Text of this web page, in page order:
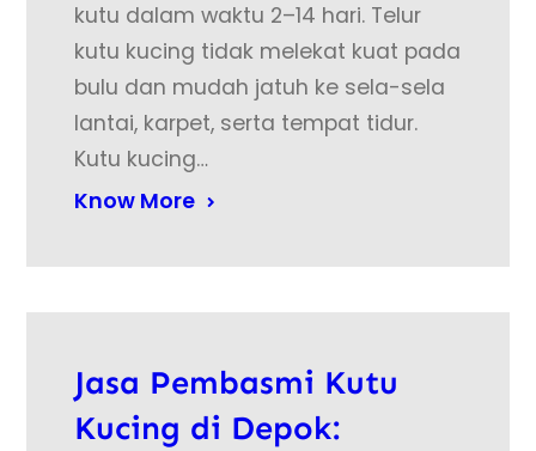
kutu dalam waktu 2–14 hari. Telur
kutu kucing tidak melekat kuat pada
bulu dan mudah jatuh ke sela-sela
lantai, karpet, serta tempat tidur.
Kutu kucing…
Know More
Jasa Pembasmi Kutu
Kucing di Depok: